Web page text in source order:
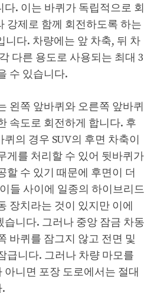
. 이는 바퀴가 독립적으로 회
강제로 함께 회전하도록 하는
니다. 차량에는 앞 차축, 뒤 차
다른 용도로 사용되는 최대 3
수 있습니다.
왼쪽 앞바퀴와 오른쪽 앞바퀴
속도로 회전하게 합니다. 후
의 경우 SUV의 후면 차축이
게를 처리할 수 있어 뒷바퀴가
할 수 있기 때문에 후면이 더
들 사이에 일종의 하이브리드
장치라는 것이 있지만 이에
니다. 그러나 중앙 잠금 차동
바퀴를 잠그지 않고 전면 및
급니다. 그러나 차량 마모를
니면 포장 도로에서는 절대